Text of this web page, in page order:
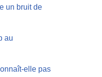
un bruit de
au
elle pas